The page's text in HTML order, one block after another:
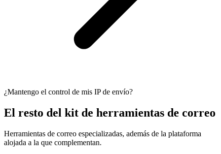
¿Mantengo el control de mis IP de envío?
El resto del kit de herramientas de correo
Herramientas de correo especializadas, además de la plataforma
alojada a la que complementan.